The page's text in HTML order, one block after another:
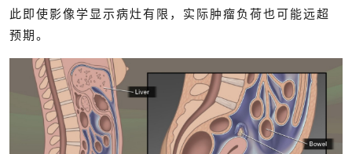
此即使影像学显示病灶有限，实际肿瘤负荷也可能远超
预期。